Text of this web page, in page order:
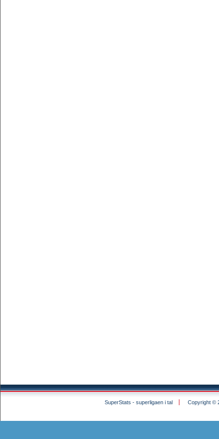
SuperStats - superligaen i tal Copyright ©